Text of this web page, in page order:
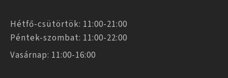
Hétfő-csütörtök: 11:00-21:00
Péntek-szombat: 11:00-22:00
Vasárnap: 11:00-16:00